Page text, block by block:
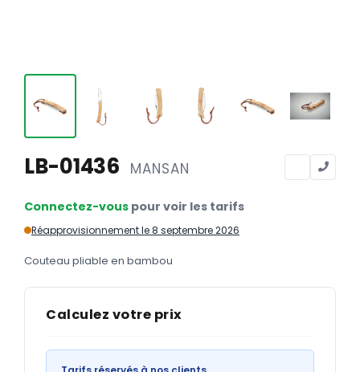
Tête de lettre
Enveloppes
Sous-mains
Chemises
LB-01436 MANSAN
Connectez-vous pour voir les tarifs
Réapprovisionnement le 8 septembre 2026
Couteau pliable en bambou
Calculez votre prix